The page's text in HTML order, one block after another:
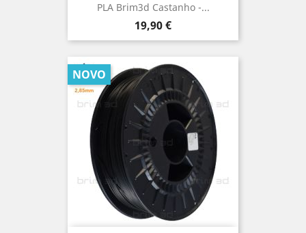
PLA Brim3d Castanho -...
Preço
19,90 €
NOVO